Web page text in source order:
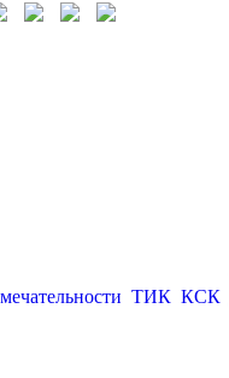
ТИК КСК